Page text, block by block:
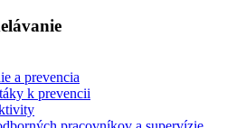
a prevencia
k prevencii